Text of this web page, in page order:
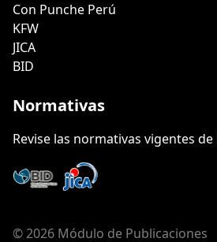
Con Punche Perú
KFW
JICA
BID
Normativas
Revise las normativas vigentes
© 2026 Módulo de Publicaciones